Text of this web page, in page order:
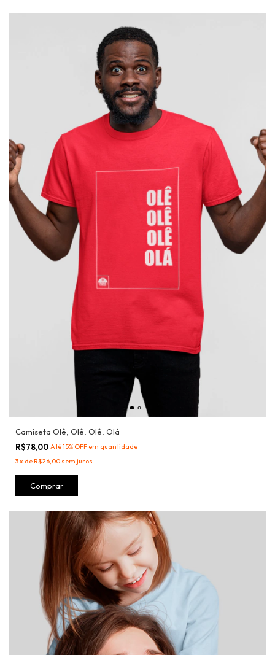
Camiseta Olê, Olê, Olê, Olá
R$78,00 Até 15% OFF em quantidade
3x deR$26,00 sem juros
Comprar